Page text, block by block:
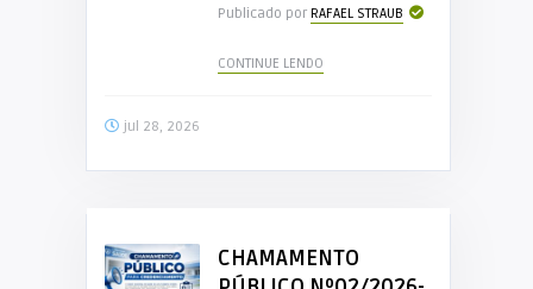
Publicado por RAFAEL STRAUB
CONTINUE LENDO
jul 28, 2026
CHAMAMENTO